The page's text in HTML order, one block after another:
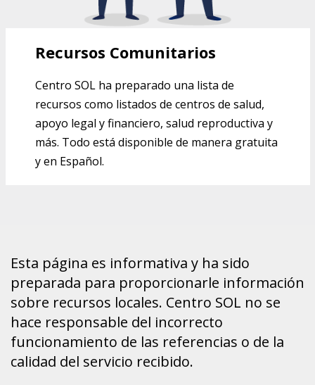
Recursos Comunitarios
Centro SOL ha preparado una lista de
recursos como listados de centros de salud,
apoyo legal y financiero, salud reproductiva y
más. Todo está disponible de manera gratuita
y en Español.
Esta página es informativa y ha sido
preparada para proporcionarle información
sobre recursos locales. Centro SOL no se
hace responsable del incorrecto
funcionamiento de las referencias o de la
calidad del servicio recibido.